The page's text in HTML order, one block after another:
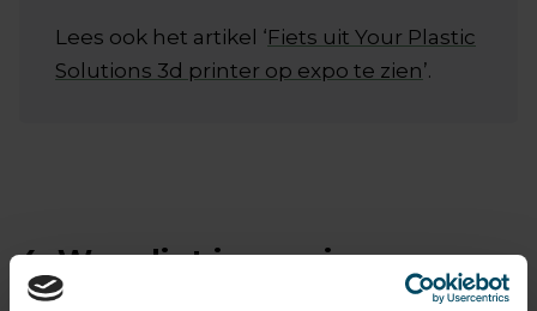
Lees ook het artikel ‘Fiets uit Your Plastic
Solutions 3d printer op expo te zien’.
4. Waar ligt je passie op
werkgebied?